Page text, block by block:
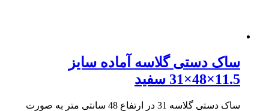
ساک دستی گلاسه آماده سایز
11.5×48×31 سفید
ساک دستی گلاسه 31 در ارتفاع 48 سانتی متر به صورت